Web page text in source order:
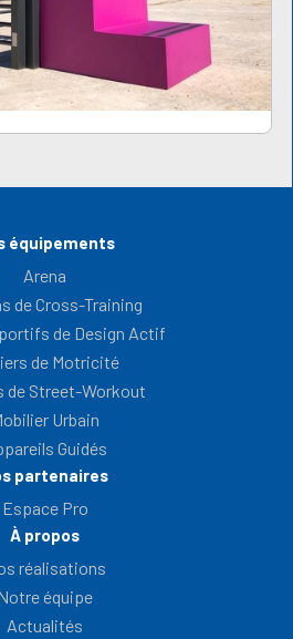
équipements
Arena
de Cross-Training
de Design Actif
de Motricité
de Street-Workout
Urbain
Guidés
partenaires
Espace Pro
À propos
réalisations
équipe
Actualités